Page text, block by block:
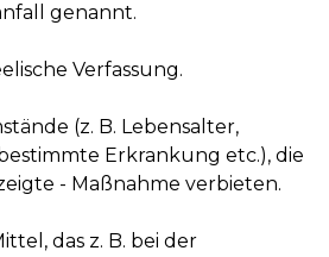
genannt.
Verfassung.
(z. B. Lebensalter,
Erkrankung etc.), die
- Maßnahme verbieten.
das z. B. bei der